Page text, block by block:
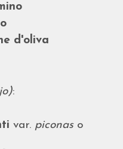
d'oliva
:
var. piconaso